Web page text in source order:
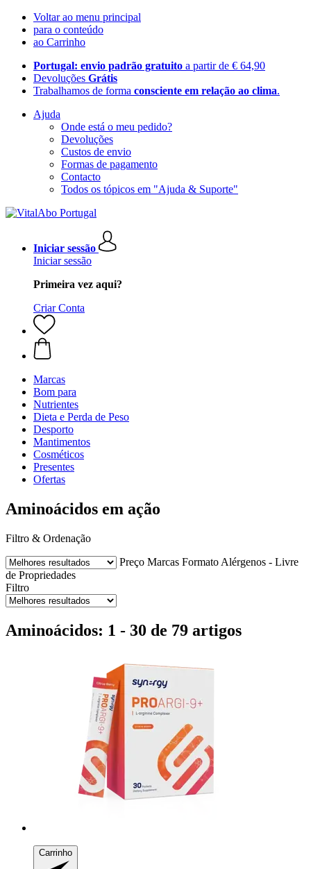
Voltar ao menu principal
para o conteúdo
ao Carrinho
Portugal: envio padrão gratuito a partir de € 64,90
Devoluções Grátis
Trabalhamos de forma consciente em relação ao clima.
Ajuda
Onde está o meu pedido?
Devoluções
Custos de envio
Formas de pagamento
Contacto
Todos os tópicos em "Ajuda & Suporte"
Iniciar sessão
Iniciar sessão
Primeira vez aqui?
Criar Conta
Marcas
Bom para
Nutrientes
Dieta e Perda de Peso
Desporto
Mantimentos
Cosméticos
Presentes
Ofertas
Aminoácidos em ação
Filtro & Ordenação
Preço Marcas Formato Alérgenos - Livre
de Propriedades
Filtro
Aminoácidos: 1 - 30 de 79 artigos
Carrinho